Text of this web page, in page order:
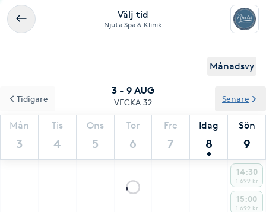
Välj tid
Njuta Spa & Klinik
Månadsvy
3 - 9 AUG
VECKA 32
Mån
3
Tis
4
Ons
5
Tor
6
Fre
7
Idag
8
Sön
9
Tidigare Senare
14:30
1 699 kr
15:00
1 699 kr